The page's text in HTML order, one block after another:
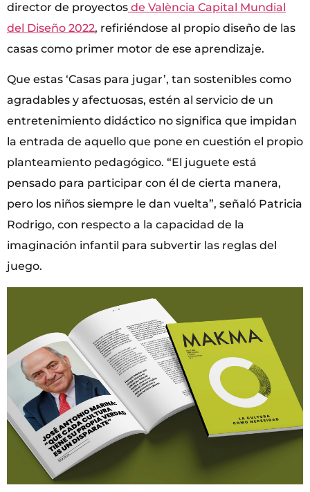
director de proyectos de València Capital Mundial
del Diseño 2022, refiriéndose al propio diseño de las
casas como primer motor de ese aprendizaje.
Que estas ‘Casas para jugar’, tan sostenibles como
agradables y afectuosas, estén al servicio de un
entretenimiento didáctico no significa que impidan
la entrada de aquello que pone en cuestión el propio
planteamiento pedagógico. “El juguete está
pensado para participar con él de cierta manera,
pero los niños siempre le dan vuelta”, señaló Patricia
Rodrigo, con respecto a la capacidad de la
imaginación infantil para subvertir las reglas del
juego.